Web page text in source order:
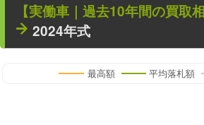
【実働車 ｜過去10年間の買取
2024年式
最高額 平均落札額